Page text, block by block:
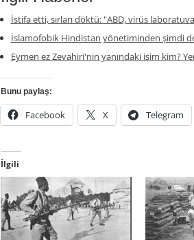
İstifa etti, sırları döktü: "ABD, virüs
İslamofobik Hindistan yönetiminden şimdi
Eymen ez Zevahiri'nin yanındaki isim kim?
Bunu paylaş:
Facebook X Telegram
İlgili